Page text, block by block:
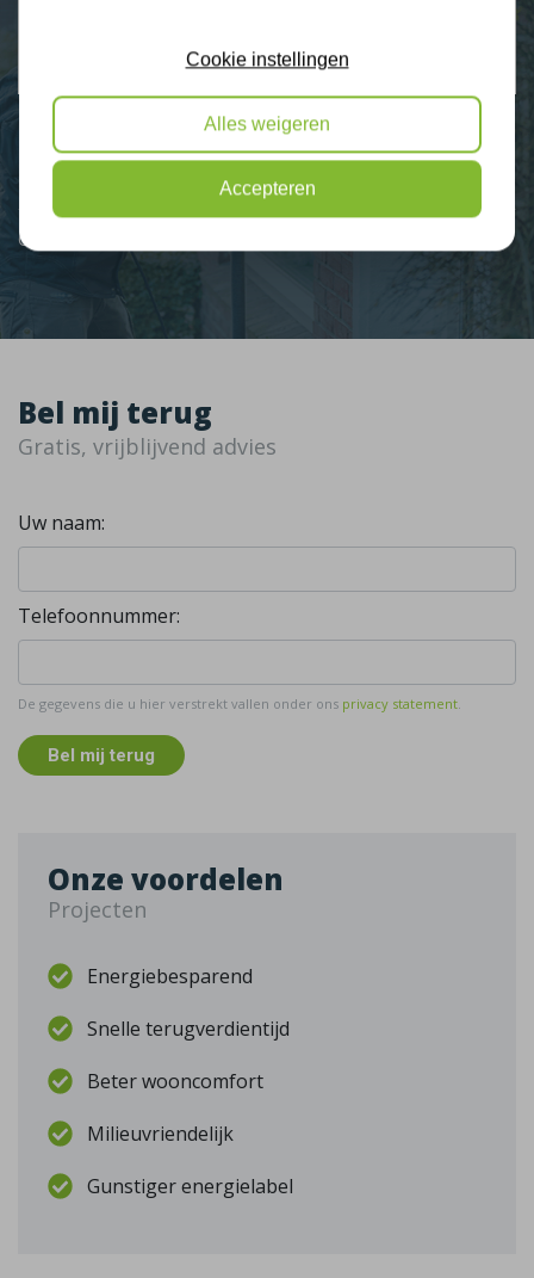
Contact
Bel mij terug
Gratis, vrijblijvend advies
Uw naam:
Telefoonnummer:
De gegevens die u hier verstrekt vallen onder ons privacy statement.
Bel mij terug
Onze voordelen
Projecten
Energiebesparend
Snelle terugverdientijd
Beter wooncomfort
Milieuvriendelijk
Gunstiger energielabel
Cookie instellingen
Alles weigeren
Accepteren